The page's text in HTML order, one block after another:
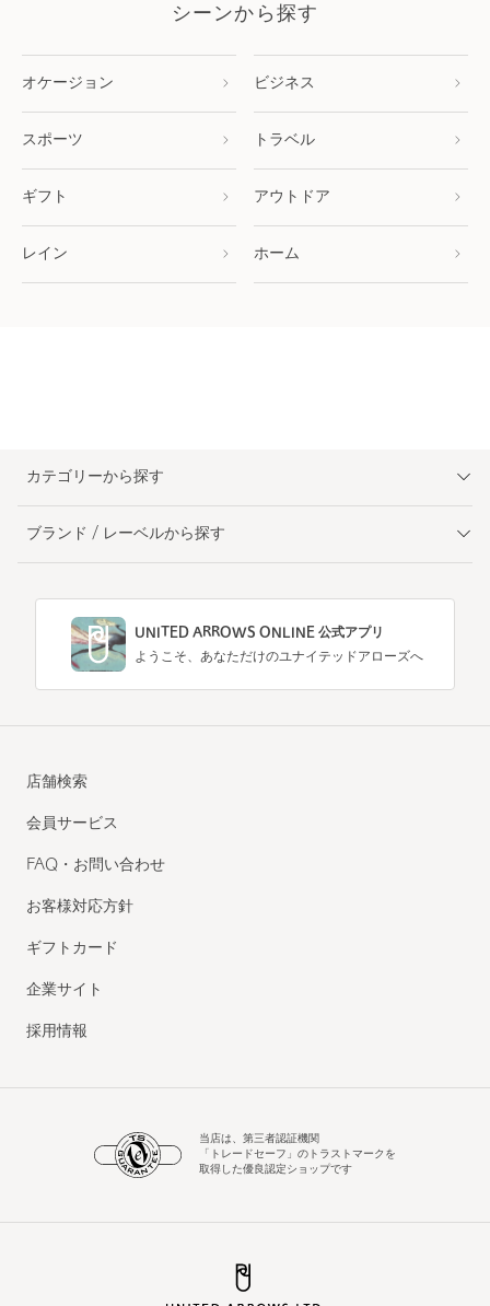
シーンから探す
オケージョン ビジネス
スポーツ トラベル
ギフト アウトドア
レイン ホーム
カテゴリーから探す
ブランド / レーベルから探す
UNITED ARROWS ONLINE 公式アプリ
ようこそ、あなただけのユナイテッドアローズへ
店舗検索
会員サービス
FAQ・お問い合わせ
お客様対応方針
ギフトカード
企業サイト
採用情報
当店は、第三者認証機関
「トレードセーフ」のトラストマークを
取得した優良認定ショップです